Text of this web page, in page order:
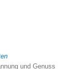
und Genuss